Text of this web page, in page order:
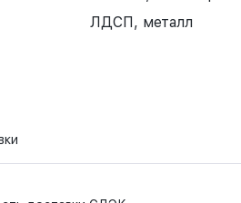
ЛДСП, металл